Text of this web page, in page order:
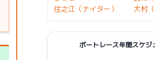
住之江（ナイター）
大村
ボートレース年間スケ